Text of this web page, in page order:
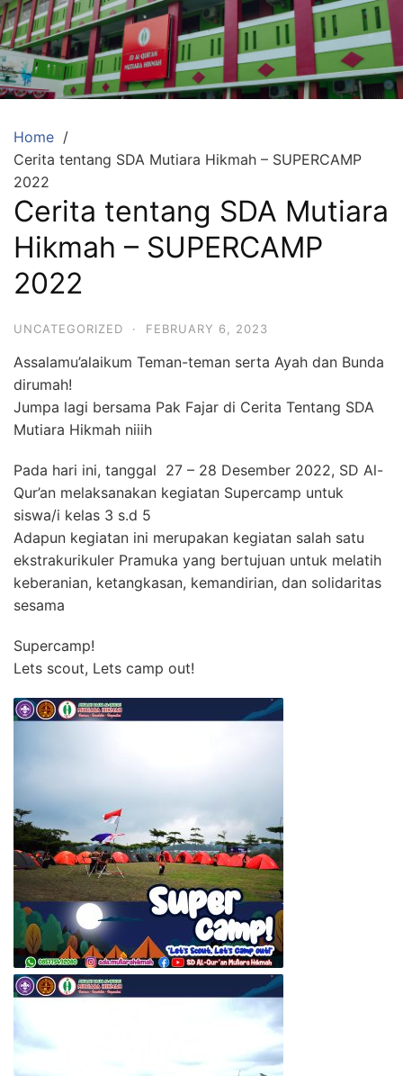
Skip
to
content
SDA
Mutiara
Tambun
Selatan
Bekasi
Beriman,
Berakhlaq
dan
Berprestasi
Home
Cerita tentang SDA Mutiara Hikmah – SUPERCAMP
2022
Cerita tentang SDA Mutiara
Hikmah – SUPERCAMP
2022
UNCATEGORIZED · FEBRUARY 6, 2023
Assalamu’alaikum Teman-teman serta Ayah dan Bunda
dirumah!
Jumpa lagi bersama Pak Fajar di Cerita Tentang SDA
Mutiara Hikmah niiih
Pada hari ini, tanggal 27 – 28 Desember 2022, SD Al-
Qur’an melaksanakan kegiatan Supercamp untuk
siswa/i kelas 3 s.d 5
Adapun kegiatan ini merupakan kegiatan salah satu
ekstrakurikuler Pramuka yang bertujuan untuk melatih
keberanian, ketangkasan, kemandirian, dan solidaritas
sesama
Supercamp!
Lets scout, Lets camp out!